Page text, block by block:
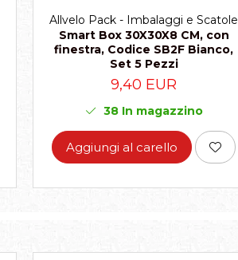
Allvelo Pack - Imbalaggi e Scatole
Smart Box 30X30X8 CM, con
finestra, Codice SB2F Bianco,
Set 5 Pezzi
9,40 EUR
38In magazzino
Aggiungi al carello